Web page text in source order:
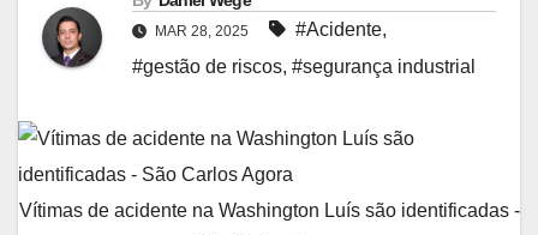
MAR 28, 2025 #Acidente,
#gestão de riscos, #segurança industrial
Vítimas de acidente na Washington Luís são identificadas -